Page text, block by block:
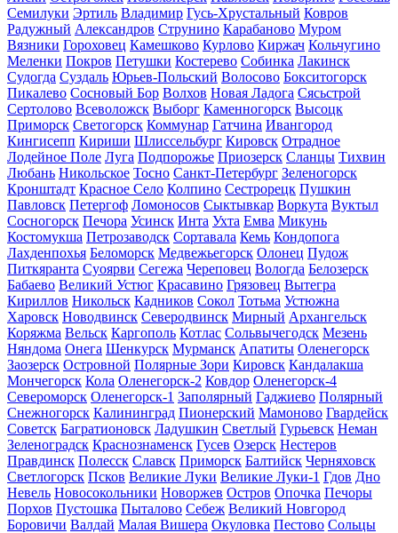
Семилуки Эртиль Владимир Гусь-Хрустальный Ковров
Радужный Александров Струнино Карабаново Муром
Вязники Гороховец Камешково Курлово Киржач Кольчугино
Меленки Покров Петушки Костерево Собинка Лакинск
Судогда Суздаль Юрьев-Польский Волосово Бокситогорск
Пикалево Сосновый Бор Волхов Новая Ладога Сясьстрой
Сертолово Всеволожск Выборг Каменногорск Высоцк
Приморск Светогорск Коммунар Гатчина Ивангород
Кингисепп Кириши Шлиссельбург Кировск Отрадное
Лодейное Поле Луга Подпорожье Приозерск Сланцы Тихвин
Любань Никольское Тосно Санкт-Петербург Зеленогорск
Кронштадт Красное Село Колпино Сестрорецк Пушкин
Павловск Петергоф Ломоносов Сыктывкар Воркута Вуктыл
Сосногорск Печора Усинск Инта Ухта Емва Микунь
Костомукша Петрозаводск Сортавала Кемь Кондопога
Лахденпохья Беломорск Медвежьегорск Олонец Пудож
Питкяранта Суоярви Сегежа Череповец Вологда Белозерск
Бабаево Великий Устюг Красавино Грязовец Вытегра
Кириллов Никольск Кадников Сокол Тотьма Устюжна
Харовск Новодвинск Северодвинск Мирный Архангельск
Коряжма Вельск Каргополь Котлас Сольвычегодск Мезень
Няндома Онега Шенкурск Мурманск Апатиты Оленегорск
Заозерск Островной Полярные Зори Кировск Кандалакша
Мончегорск Кола Оленегорск-2 Ковдор Оленегорск-4
Североморск Оленегорск-1 Заполярный Гаджиево Полярный
Снежногорск Калининград Пионерский Мамоново Гвардейск
Советск Багратионовск Ладушкин Светлый Гурьевск Неман
Зеленоградск Краснознаменск Гусев Озерск Нестеров
Правдинск Полесск Славск Приморск Балтийск Черняховск
Светлогорск Псков Великие Луки Великие Луки-1 Гдов Дно
Невель Новосокольники Новоржев Остров Опочка Печоры
Порхов Пустошка Пыталово Себеж Великий Новгород
Боровичи Валдай Малая Вишера Окуловка Пестово Сольцы